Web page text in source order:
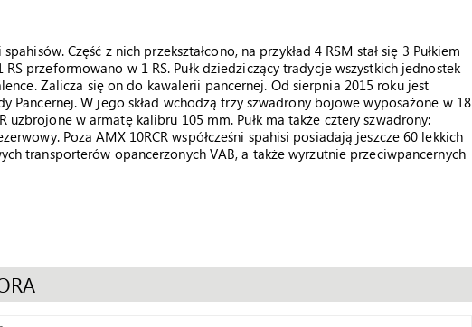
Część z nich przekształcono, na przykład 4 RSM stał się 3 Pułkiem
przeformowano w 1 RS. Pułk dziedziczący tradycje wszystkich jednostek
Zalicza się on do kawalerii pancernej. Od sierpnia 2015 roku jest
Pancernej. W jego skład wchodzą trzy szwadrony bojowe wyposażone w 18
uzbrojone w armatę kalibru 105 mm. Pułk ma także cztery szwadrony:
Poza AMX 10RCR współcześni spahisi posiadają jeszcze 60 lekkich
transporterów opancerzonych VAB, a także wyrzutnie przeciwpancernych